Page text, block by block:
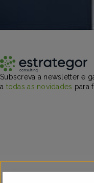
Subscreva a newsletter e
a todas as novidades para